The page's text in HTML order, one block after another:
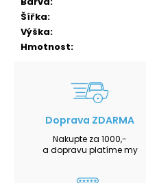
Šířka:
Výška:
Hmotnost:
Doprava ZDARMA
Nakupte za 1000,-
a dopravu platíme my